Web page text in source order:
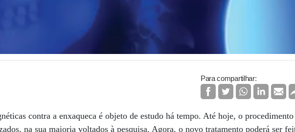
Para compartilhar:
contra a enxaqueca é objeto de estudo há tempo. Até hoje, o procedimento
na sua maioria voltados à pesquisa. Agora, o novo tratamento poderá ser